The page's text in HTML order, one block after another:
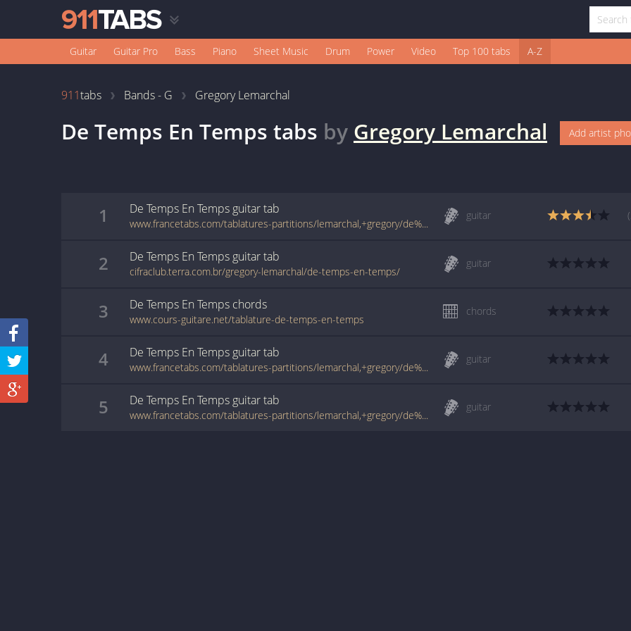
Guitar Guitar Pro Bass Piano Sheet Music Drum Power Video Top 100 tabs A-Z
911tabs Bands - G Gregory Lemarchal
De Temps En Temps tabs by Gregory Lemarchal Add artist
1 De Temps En Temps guitartab
www.francetabs.com/tablatures-partitions/lemarchal,+gregory/de%20temps%20en%20temps%202-tab-guitare10130.html
guitar
2 De Temps En Temps guitartab
cifraclub.terra.com.br/gregory-lemarchal/de-temps-en-temps/
guitar
3 De Temps En Temps chords
www.cours-guitare.net/tablature-de-temps-en-temps
chords
4 De Temps En Temps guitartab
www.francetabs.com/tablatures-partitions/lemarchal,+gregory/de%20temps%20en%20temps-tab-guitare5159.html
guitar
5 De Temps En Temps guitartab
www.francetabs.com/tablatures-partitions/lemarchal,+gregory/de%20temps%20en%20temps%203-tab-guitare10441.html
guitar